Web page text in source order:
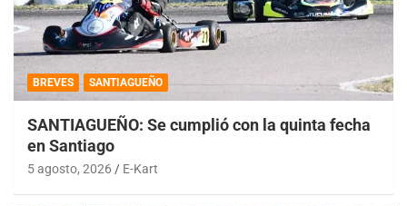
BREVES SANTIAGUEÑO
SANTIAGUEÑO: Se cumplió con la quinta fecha
en Santiago
5 agosto, 2026 E-Kart